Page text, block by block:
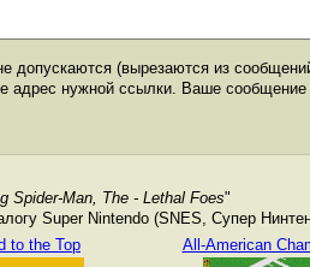
допускаются (вырезаются из
адрес нужной ссылки. Ваше
Spider-Man, The - Lethal Foes"
Super Nintendo (SNES, Супер
to the Top
All-American